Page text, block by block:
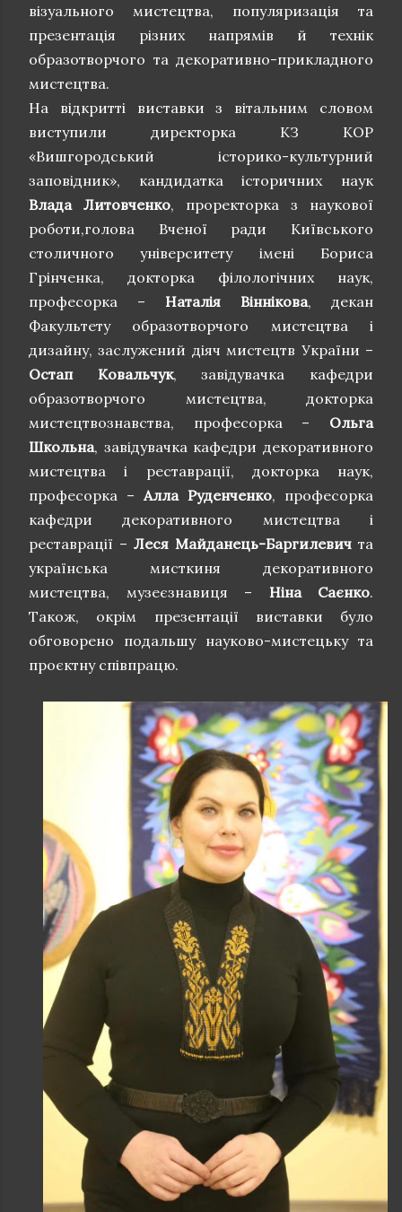
візуального мистецтва, популяризація та
презентація різних напрямів й технік
образотворчого та декоративно-прикладного
мистецтва.
На відкритті виставки з вітальним словом
виступили директорка КЗ КОР
«Вишгородський історико-культурний
заповідник», кандидатка історичних наук
Влада Литовченко, проректорка з наукової
роботи,голова Вченої ради Київського
столичного університету імені Бориса
Грінченка, докторка філологічних наук,
професорка – Наталія Віннікова, декан
Факультету образотворчого мистецтва і
дизайну, заслужений діяч мистецтв України –
Остап Ковальчук, завідувачка кафедри
образотворчого мистецтва, докторка
мистецтвознавства, професорка – Ольга
Школьна, завідувачка кафедри декоративного
мистецтва і реставрації, докторка наук,
професорка – Алла Руденченко, професорка
кафедри декоративного мистецтва і
реставрації – Леся Майданець-Баргилевич та
українська мисткиня декоративного
мистецтва, музеєзнавиця – Ніна Саєнко.
Також, окрім презентації виставки було
обговорено подальшу науково-мистецьку та
проєктну співпрацю.